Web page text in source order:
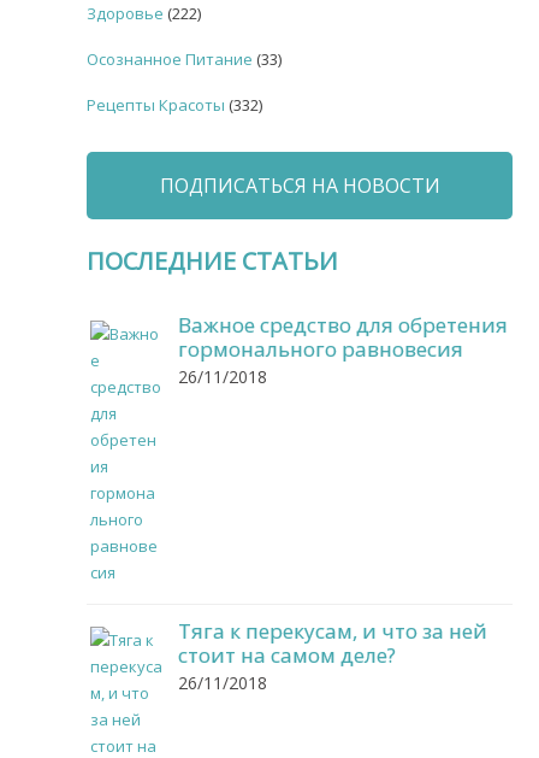
Здоровье (222)
Осознанное Питание (33)
Рецепты Красоты (332)
ПОДПИСАТЬСЯ НА НОВОСТИ
ПОСЛЕДНИЕ СТАТЬИ
Важное средство для обретения
гормонального равновесия
26/11/2018
Тяга к перекусам, и что за ней
стоит на самом деле?
26/11/2018